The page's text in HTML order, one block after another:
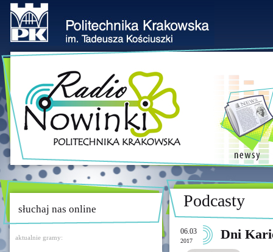
słuchaj nas online
aktualnie gramy:
Podcasty
06.03
2017 Dni